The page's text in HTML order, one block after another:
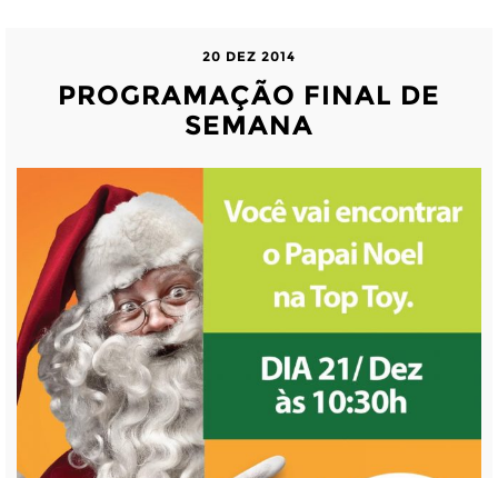
20 DEZ 2014
PROGRAMAÇÃO FINAL DE
SEMANA